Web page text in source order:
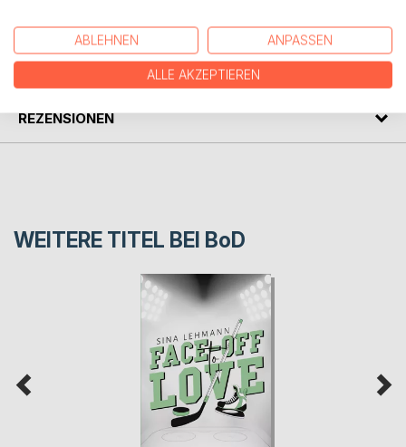
REZENSIONEN
WEITERE TITEL BEI BoD
ABLEHNEN ANPASSEN
ALLE AKZEPTIEREN